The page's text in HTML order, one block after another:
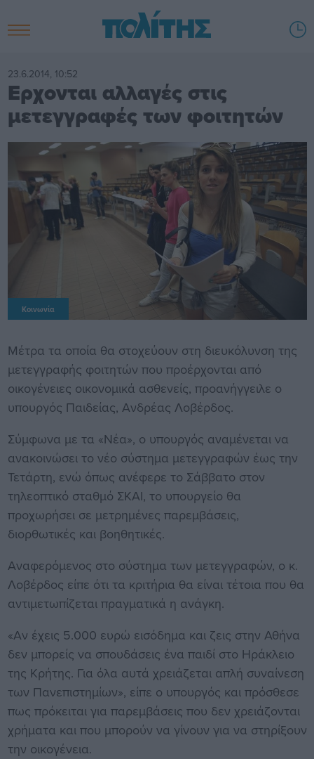
23.6.2014, 10:52
Ερχονται αλλαγές στις
μετεγγραφές των φοιτητών
Κοινωνία
Μέτρα τα οποία θα στοχεύουν στη διευκόλυνση της
μετεγγραφής φοιτητών που προέρχονται από
οικογένειες οικονομικά ασθενείς, προανήγγειλε ο
υπουργός Παιδείας, Ανδρέας Λοβέρδος.
Σύμφωνα με τα «Νέα», ο υπουργός αναμένεται να
ανακοινώσει το νέο σύστημα μετεγγραφών έως την
Τετάρτη, ενώ όπως ανέφερε το Σάββατο στον
τηλεοπτικό σταθμό ΣΚΑΙ, το υπουργείο θα
προχωρήσει σε μετρημένες παρεμβάσεις,
διορθωτικές και βοηθητικές.
Αναφερόμενος στο σύστημα των μετεγγραφών, ο κ.
Λοβέρδος είπε ότι τα κριτήρια θα είναι τέτοια που θα
αντιμετωπίζεται πραγματικά η ανάγκη.
«Αν έχεις 5.000 ευρώ εισόδημα και ζεις στην Αθήνα
δεν μπορείς να σπουδάσεις ένα παιδί στο Ηράκλειο
της Κρήτης. Για όλα αυτά χρειάζεται απλή συναίνεση
των Πανεπιστημίων», είπε ο υπουργός και πρόσθεσε
πως πρόκειται για παρεμβάσεις που δεν χρειάζονται
χρήματα και που μπορούν να γίνουν για να στηρίξουν
την οικογένεια.